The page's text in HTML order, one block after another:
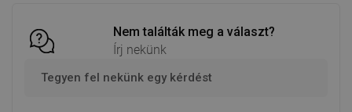
Nem találták meg a választ?
Írj nekünk
Tegyen fel nekünk egy kérdést